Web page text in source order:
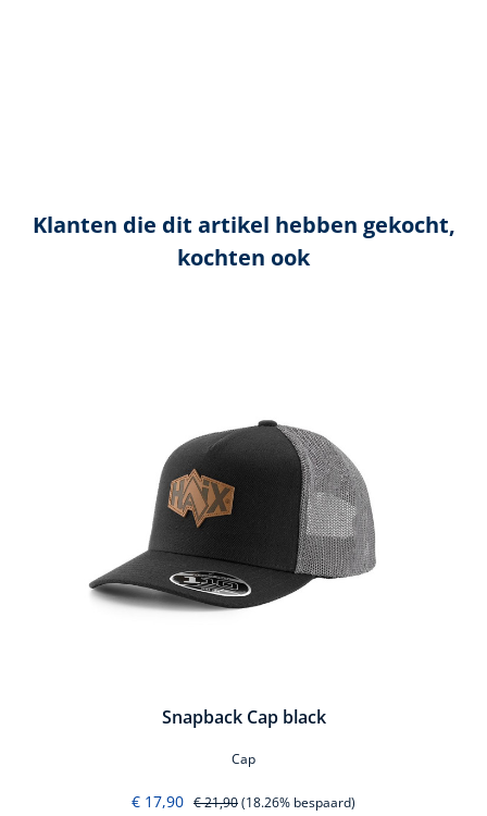
Klanten die dit artikel hebben gekocht,
kochten ook
Snapback Cap black
Cap
€ 17,90 € 21,90(18.26% bespaard)